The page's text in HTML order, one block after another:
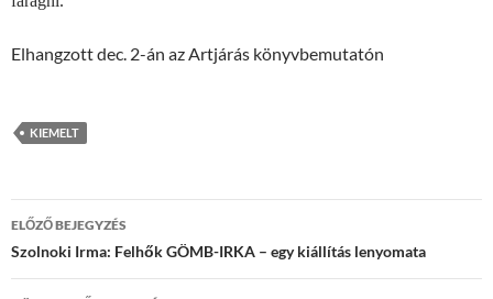
Elhangzott dec. 2-án az Artjárás könyvbemutatón
KIEMELT
Bejegyzések
navigációja
ELŐZŐ BEJEGYZÉS
Szolnoki Irma: Felhők GÖMB-IRKA – egy kiállítás lenyomata